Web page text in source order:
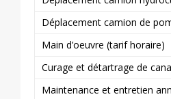
Déplacement camion de
Main d’oeuvre (tarif horaire)
Curage et détartrage de
Maintenance et entretien